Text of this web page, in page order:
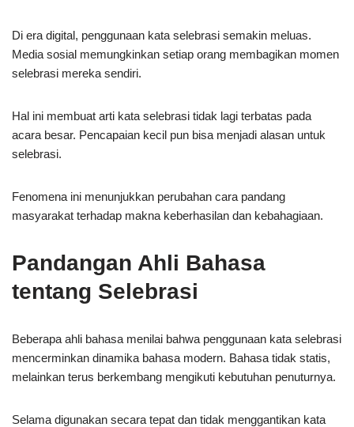
Di era digital, penggunaan kata selebrasi semakin meluas.
Media sosial memungkinkan setiap orang membagikan momen
selebrasi mereka sendiri.
Hal ini membuat arti kata selebrasi tidak lagi terbatas pada
acara besar. Pencapaian kecil pun bisa menjadi alasan untuk
selebrasi.
Fenomena ini menunjukkan perubahan cara pandang
masyarakat terhadap makna keberhasilan dan kebahagiaan.
Pandangan Ahli Bahasa
tentang Selebrasi
Beberapa ahli bahasa menilai bahwa penggunaan kata selebrasi
mencerminkan dinamika bahasa modern. Bahasa tidak statis,
melainkan terus berkembang mengikuti kebutuhan penuturnya.
Selama digunakan secara tepat dan tidak menggantikan kata